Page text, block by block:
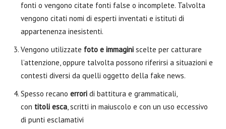
fonti o vengono citate fonti false o incomplete. Talvolta
vengono citati nomi di esperti inventati e istituti di
appartenenza inesistenti.
Vengono utilizzate foto e immagini scelte per catturare
l’attenzione, oppure talvolta possono riferirsi a situazioni e
contesti diversi da quelli oggetto della fake news.
Spesso recano errori di battitura e grammaticali,
con titoli esca, scritti in maiuscolo e con un uso eccessivo
di punti esclamativi